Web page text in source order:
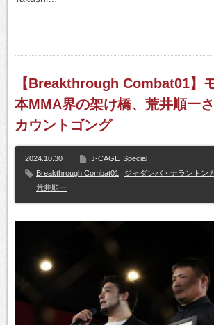
【Breakthrough Combat01】
本MMA界の架け橋、荒井順一
カウントゴング
2024.10.30 J-CAGE Special
Breakthrough Combat01
ジャダンバ・ナラントン
荒井順一